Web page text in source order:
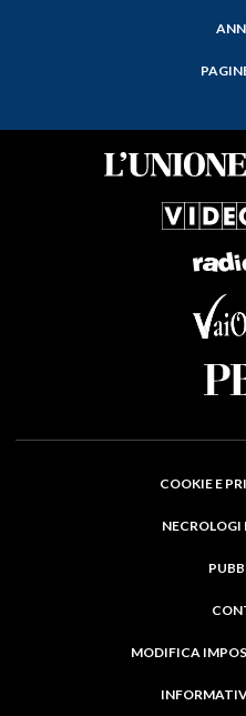
COOKIE E
NECROLOGI
MODIFICA